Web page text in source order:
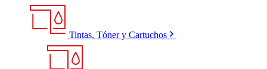
Tintas, Tóner y Cartuchos